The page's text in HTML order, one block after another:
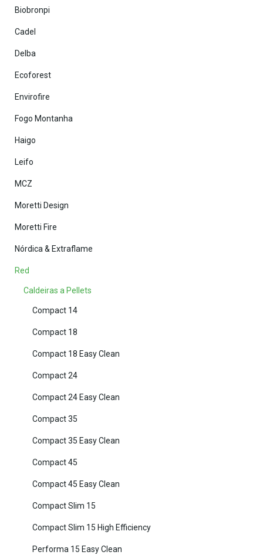
Biobronpi
Cadel
Delba
Ecoforest
Envirofire
Fogo Montanha
Haigo
Leifo
MCZ
Moretti Design
Moretti Fire
Nórdica & Extraflame
Red
Caldeiras a Pellets
Compact 14
Compact 18
Compact 18 Easy Clean
Compact 24
Compact 24 Easy Clean
Compact 35
Compact 35 Easy Clean
Compact 45
Compact 45 Easy Clean
Compact Slim 15
Compact Slim 15 High Efficiency
Performa 15 Easy Clean